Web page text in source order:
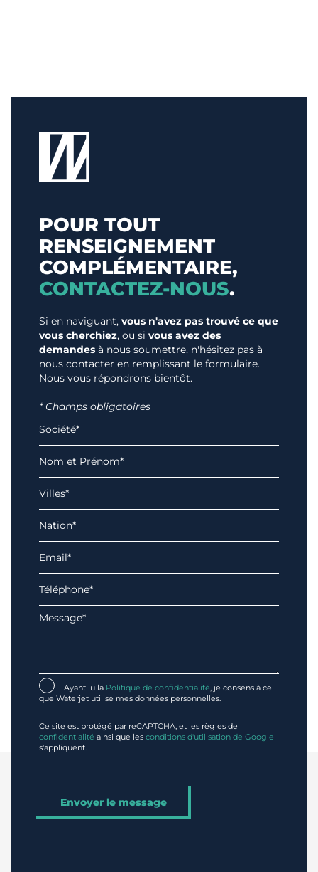
POUR TOUT
RENSEIGNEMENT
COMPLÉMENTAIRE,
CONTACTEZ-NOUS.
Si en naviguant, vous n'avez pas trouvé ce que
vous cherchiez, ou si vous avez des
demandes à nous soumettre, n'hésitez pas à
nous contacter en remplissant le formulaire.
Nous vous répondrons bientôt.
* Champs obligatoires
Ayant lu la Politique de confidentialité, je consens à ce
que Waterjet utilise mes données personnelles.
Ce site est protégé par reCAPTCHA, et les règles de
confidentialité ainsi que les conditions d'utilisation de Google
s'appliquent.